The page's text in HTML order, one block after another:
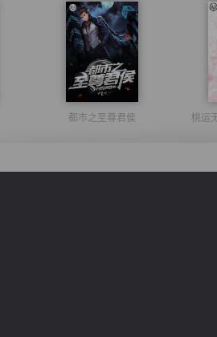
都市之至尊君侯 桃运